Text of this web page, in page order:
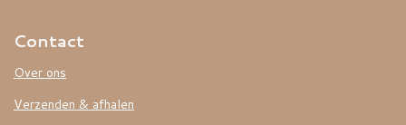
Contact
Over ons
Verzenden & afhalen